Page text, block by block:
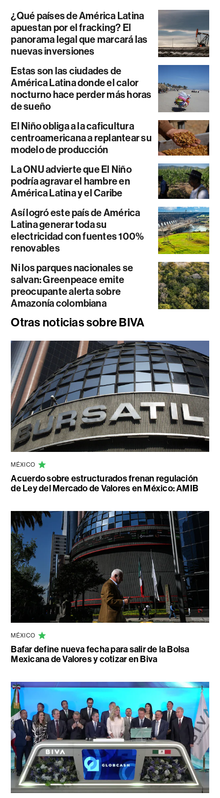
¿Qué países de América Latina
apuestan por el fracking? El
panorama legal que marcará las
nuevas inversiones
Estas son las ciudades de
América Latina donde el calor
nocturno hace perder más horas
de sueño
El Niño obliga a la caficultura
centroamericana a replantear su
modelo de producción
La ONU advierte que El Niño
podría agravar el hambre en
América Latina y el Caribe
Así logró este país de América
Latina generar toda su
electricidad con fuentes 100%
renovables
Ni los parques nacionales se
salvan: Greenpeace emite
preocupante alerta sobre
Amazonía colombiana
Otras noticias sobre BIVA
MÉXICO
Acuerdo sobre estructurados frenan regulación
de Ley del Mercado de Valores en México: AMIB
MÉXICO
Bafar define nueva fecha para salir de la Bolsa
Mexicana de Valores y cotizar en Biva